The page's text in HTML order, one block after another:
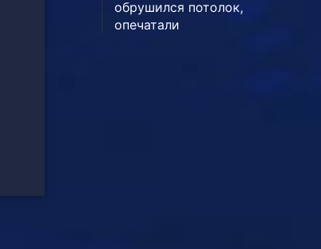
обрушился потолок,
опечатали